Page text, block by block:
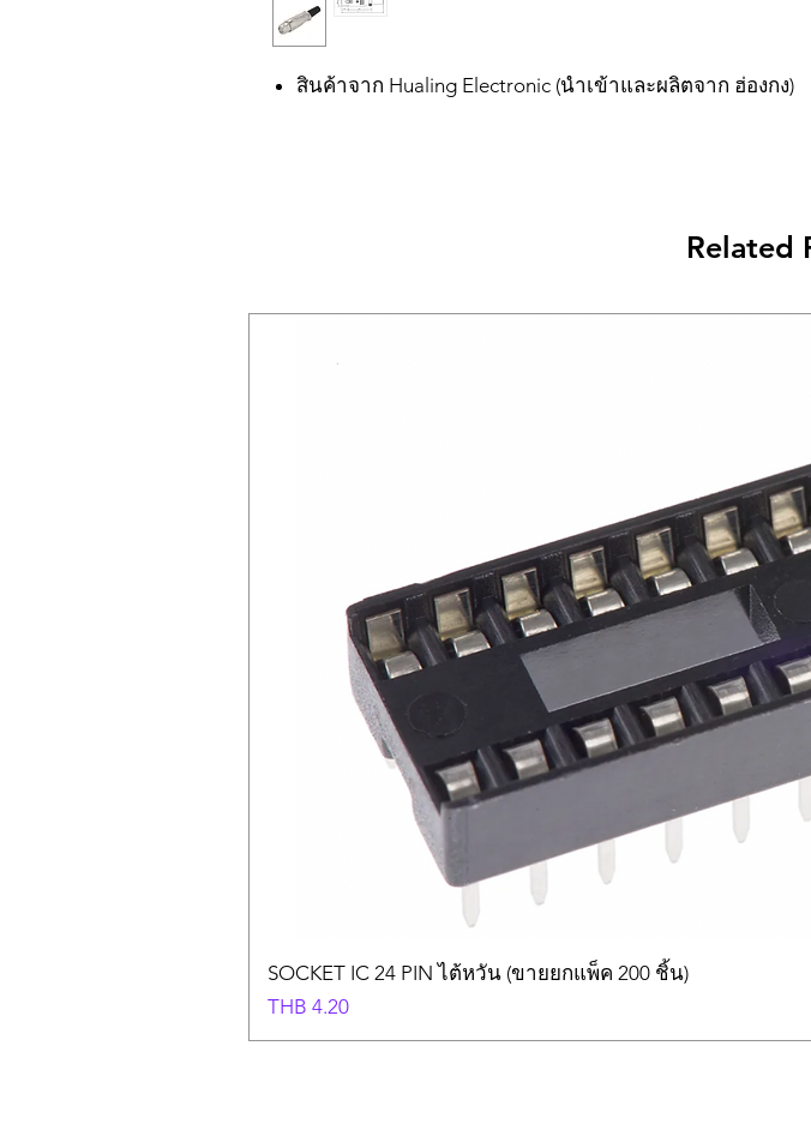
สินค้าจาก Hualing Electronic (นำเข้าและผลิตจาก ฮ่องกง)
Related
SOCKET IC 24 PIN ไต้หวัน (ขายยกแพ็ค 200 ชิ้น)
Price
THB 4.20